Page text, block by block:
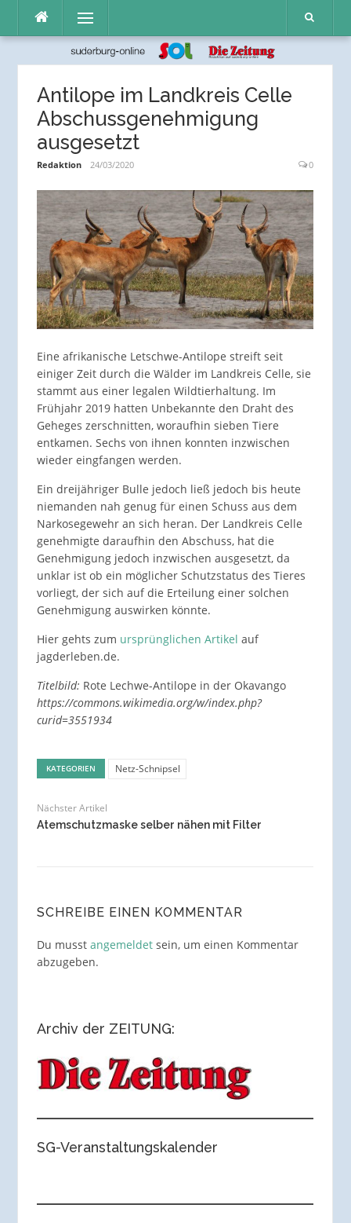
Inhalt
Menü
Antilope im Landkreis Celle
Abschussgenehmigung
ausgesetzt
Redaktion 24/03/2020 0
Eine afrikanische Letschwe-Antilope streift seit
einiger Zeit durch die Wälder im Landkreis Celle, sie
stammt aus einer legalen Wildtierhaltung. Im
Frühjahr 2019 hatten Unbekannte den Draht des
Geheges zerschnitten, woraufhin sieben Tiere
entkamen. Sechs von ihnen konnten inzwischen
wieder eingfangen werden.
Ein dreijähriger Bulle jedoch ließ jedoch bis heute
niemanden nah genug für einen Schuss aus dem
Narkosegewehr an sich heran. Der Landkreis Celle
genehmigte daraufhin den Abschuss, hat die
Genehmigung jedoch inzwischen ausgesetzt, da
unklar ist ob ein möglicher Schutzstatus des Tieres
vorliegt, der sich auf die Erteilung einer solchen
Genehmigung auswirken könnte.
Hier gehts zum ursprünglichen Artikel auf
jagderleben.de.
Titelbild: Rote Lechwe-Antilope in der Okavango
https://commons.wikimedia.org/w/index.php?
curid=3551934
KATEGORIEN Netz-Schnipsel
Nächster Artikel
Atemschutzmaske selber nähen mit Filter
SCHREIBE EINEN KOMMENTAR
Du musst angemeldetsein, um einen Kommentar
abzugeben.
Archiv der ZEITUNG:
SG-Veranstaltungskalender